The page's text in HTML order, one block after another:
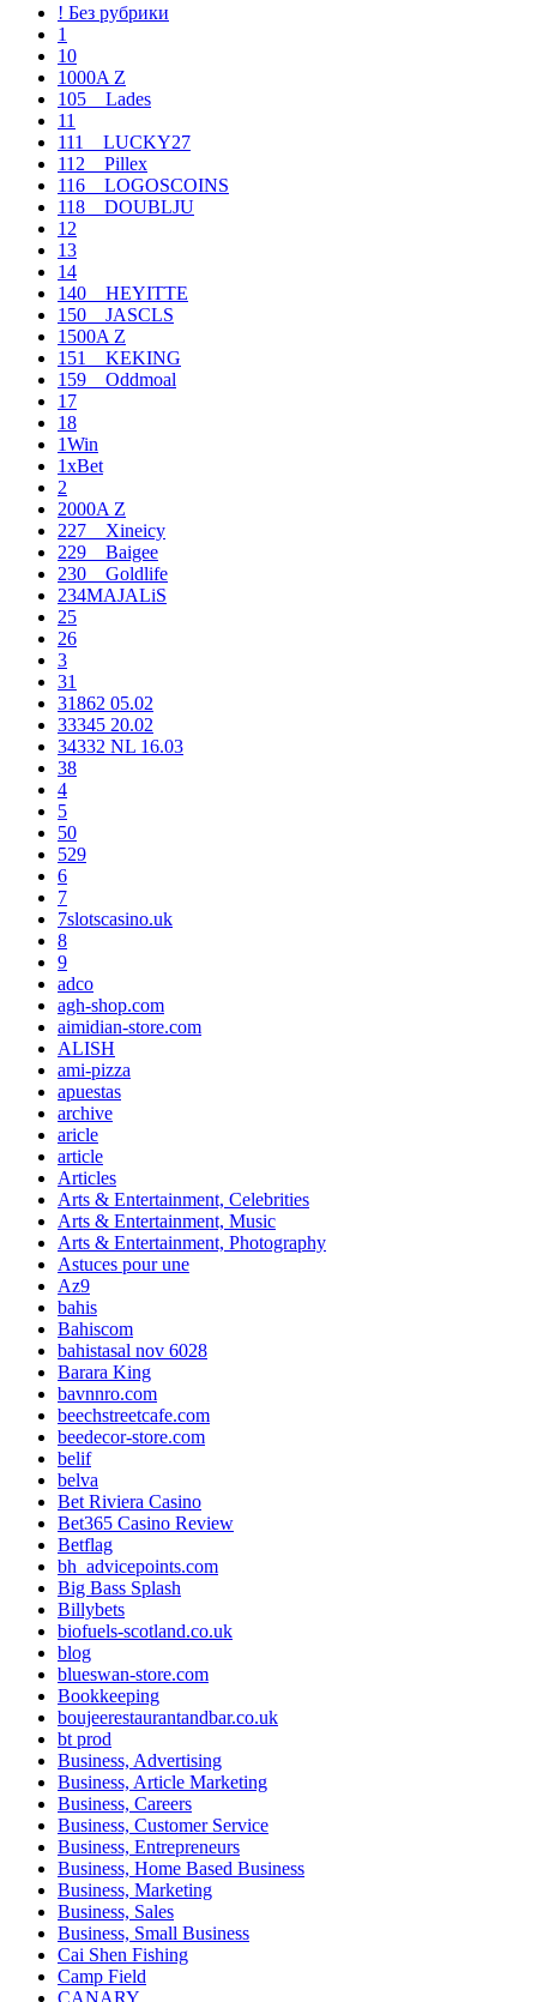
! Без рубрики
1
10
1000A Z
105__Lades
11
111__LUCKY27
112__Pillex
116__LOGOSCOINS
118__DOUBLJU
12
13
14
140__HEYITTE
150__JASCLS
1500A Z
151__KEKING
159__Oddmoal
17
18
1Win
1xBet
2
2000A Z
227__Xineicy
229__Baigee
230__Goldlife
234MAJALiS
25
26
3
31
31862 05.02
33345 20.02
34332 NL 16.03
38
4
5
50
529
6
7
7slotscasino.uk
8
9
adco
agh-shop.com
aimidian-store.com
ALISH
ami-pizza
apuestas
archive
aricle
article
Articles
Arts & Entertainment, Celebrities
Arts & Entertainment, Music
Arts & Entertainment, Photography
Astuces pour une
Az9
bahis
Bahiscom
bahistasal nov 6028
Barara King
bavnnro.com
beechstreetcafe.com
beedecor-store.com
belif
belva
Bet Riviera Casino
Bet365 Casino Review
Betflag
bh_advicepoints.com
Big Bass Splash
Billybets
biofuels-scotland.co.uk
blog
blueswan-store.com
Bookkeeping
boujeerestaurantandbar.co.uk
bt prod
Business, Advertising
Business, Article Marketing
Business, Careers
Business, Customer Service
Business, Entrepreneurs
Business, Home Based Business
Business, Marketing
Business, Sales
Business, Small Business
Cai Shen Fishing
Camp Field
CANARY